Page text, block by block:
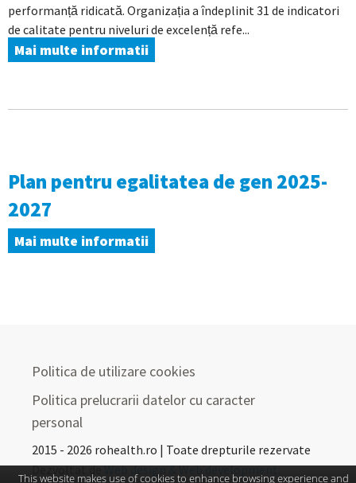
performanță ridicată. Organizația a îndeplinit 31 de indicatori
de calitate pentru niveluri de excelență refe...
Mai multe informatii
Plan pentru egalitatea de gen 2025-
2027
Mai multe informatii
2015 - 2026 rohealth.ro | Toate drepturile rezervate
Dezvoltat deWeb design & Web development:
Politica de utilizare cookies
Politica prelucrarii datelor cu caracter
personal
This website makes use of cookies to enhance browsing experience and